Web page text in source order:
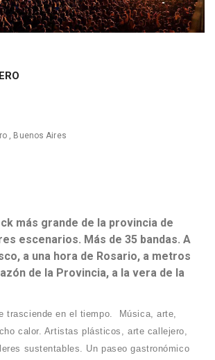
, Buenos Aires
más grande de la provincia de
escenarios. Más de 35 bandas. A
a una hora de Rosario, a metros
de la Provincia, a la vera de la
trasciende en el tiempo. Música, arte,
calor. Artistas plásticos, arte callejero,
sustentables. Un paseo gastronómico